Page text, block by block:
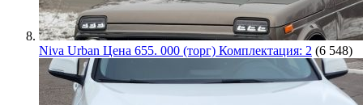
Niva Urban Цена 655. 000 (торг) Комплектация: 2 (6 548)